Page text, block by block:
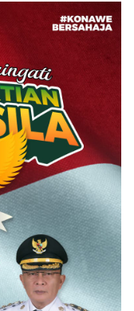
Tangki
Modifikasi: Kami
Tak Segan
Tindak Tegas!